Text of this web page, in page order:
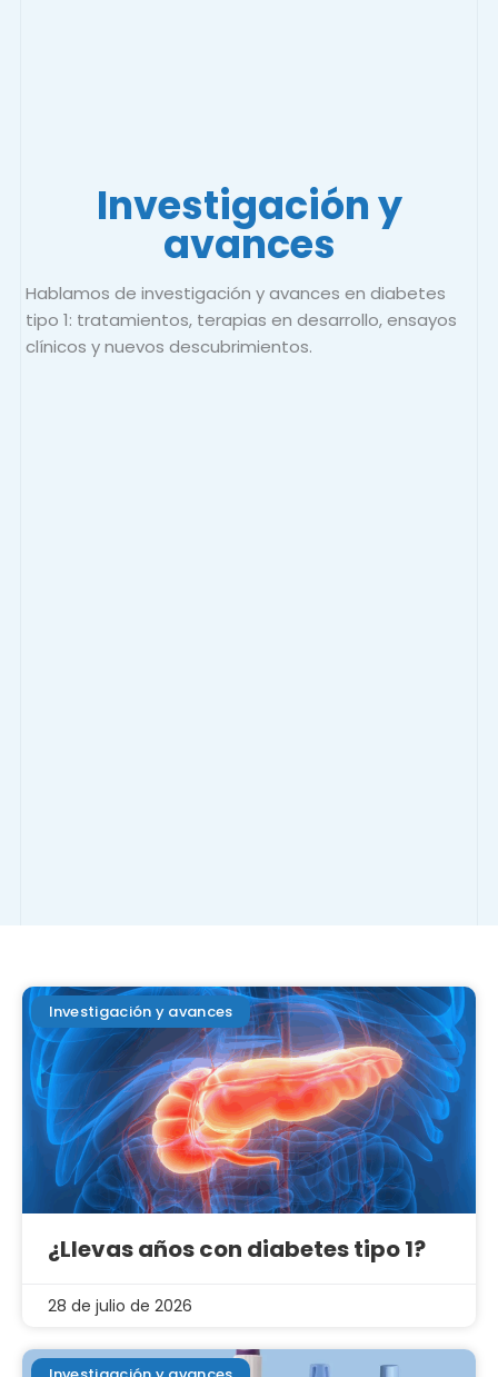
Investigación y
avances
Hablamos de investigación y avances en diabetes
tipo 1: tratamientos, terapias en desarrollo, ensayos
clínicos y nuevos descubrimientos.
Investigación y avances
¿Llevas años con diabetes tipo 1?
28 de julio de 2026